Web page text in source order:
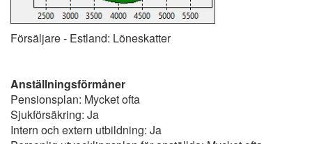
Försäljare - Estland: Löneskatter
Anställningsförmåner
Pensionsplan: Mycket ofta
Sjukförsäkring: Ja
Intern och extern utbildning: Ja